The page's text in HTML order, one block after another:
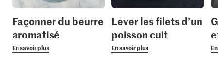
Façonner du beurre
aromatisé
En savoir plus
Lever les filets d’un
poisson cuit
En savoir plus